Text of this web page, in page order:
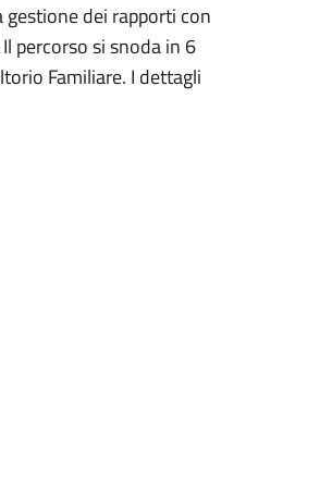
dei rapporti con
percorso si snoda in 6
Familiare. I dettagli